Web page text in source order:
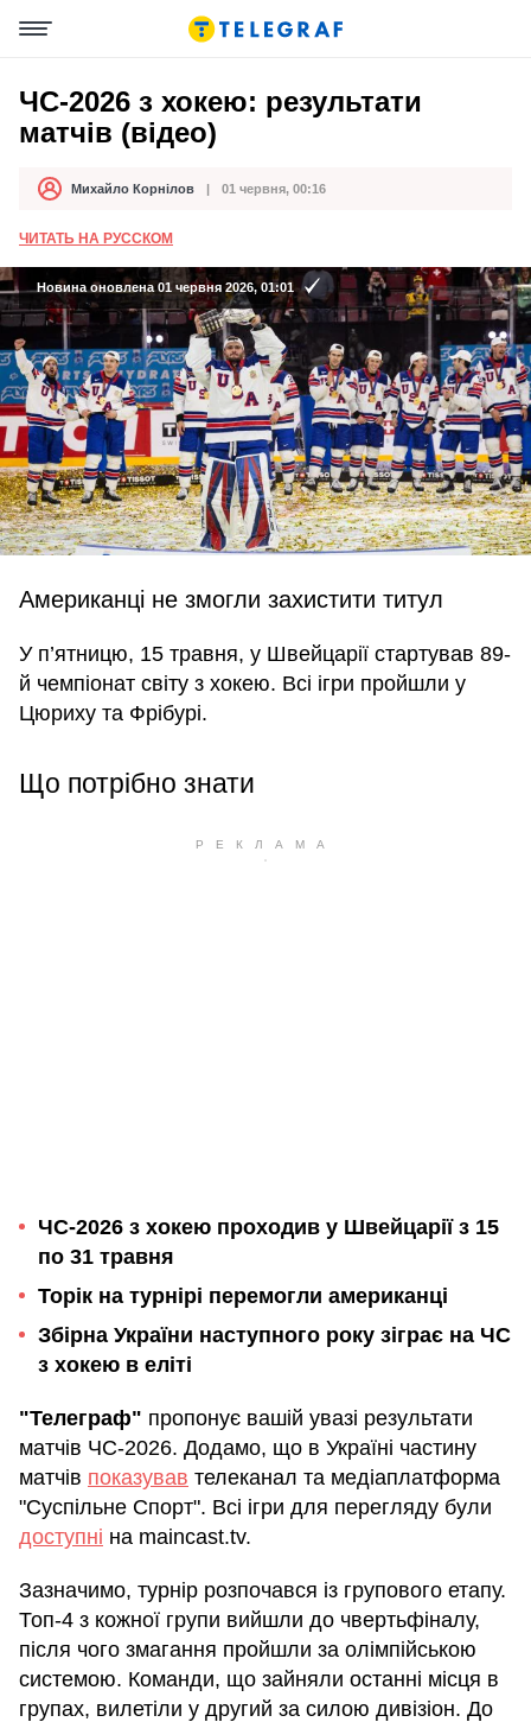
ЧС-2026 з хокею: результати
матчів (відео)
АвторМихайло Корнілов
Дата публікації 01 червня, 00:16
ЧИТАТЬ НА РУССКОМ
Новина оновлена 01 червня 2026, 01:01
Американці не змогли захистити титул
У п’ятницю, 15 травня, у Швейцарії стартував 89-
й чемпіонат світу з хокею. Всі ігри пройшли у
Цюриху та Фрібурі.
Що потрібно знати
ЧС-2026 з хокею проходив у Швейцарії з 15
по 31 травня
Торік на турнірі перемогли американці
Збірна України наступного року зіграє на ЧС
з хокею в еліті
"Телеграф" пропонує вашій увазі результати
матчів ЧС-2026. Додамо, що в Україні частину
матчів показував телеканал та медіаплатформа
"Суспільне Спорт". Всі ігри для перегляду були
доступні на maincast.tv.
Зазначимо, турнір розпочався із групового етапу.
Топ-4 з кожної групи вийшли до чвертьфіналу,
після чого змагання пройшли за олімпійською
системою. Команди, що зайняли останні місця в
групах, вилетіли у другий за силою дивізіон. До